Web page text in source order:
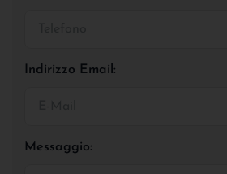
Indirizzo Email:
Messaggio: